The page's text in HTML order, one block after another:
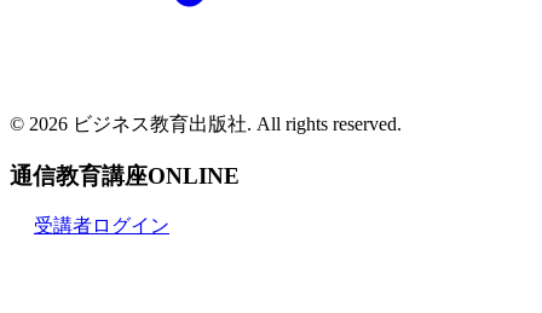
© 2026 ビジネス教育出版社. All rights reserved.
通信教育講座ONLINE
受講者ログイン